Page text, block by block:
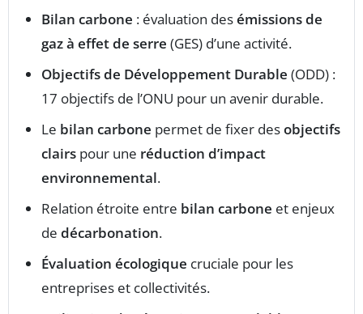
Bilan carbone : évaluation desémissions de
gaz à effet de serre (GES) d’une activité.
Objectifs de Développement Durable (ODD) :
17 objectifs de l’ONU pour un avenir durable.
Le bilan carbone permet de fixer desobjectifs
clairs pour une réduction d’impact
environnemental.
Relation étroite entre bilan carbone et enjeux
de décarbonation.
Évaluation écologique cruciale pour les
entreprises et collectivités.